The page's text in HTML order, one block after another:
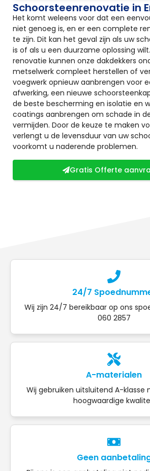
Schoorsteenrenovatie in
Het komt weleens voor dat een
niet genoeg is, en er een complete
te zijn. Dit kan het geval zijn als uw
is of als u een duurzame oplossing
renovatie kunnen onze dakdekkers
metselwerk compleet herstellen of
voegwerk opnieuw aanbrengen voor
afwerking, een nieuwe
de beste bescherming en isolatie en
coatings aanbrengen om schade in
vermijden. Door de keuze te maken
verlengt u de levensduur van uw
voorkomt u naderende problemen.
Gratis Offerte
24/7
Wij zijn 24/7 bereikbaar op ons
060 2857
A-materialen
Wij gebruiken uitsluitend A-klasse
hoogwaardige
Geen